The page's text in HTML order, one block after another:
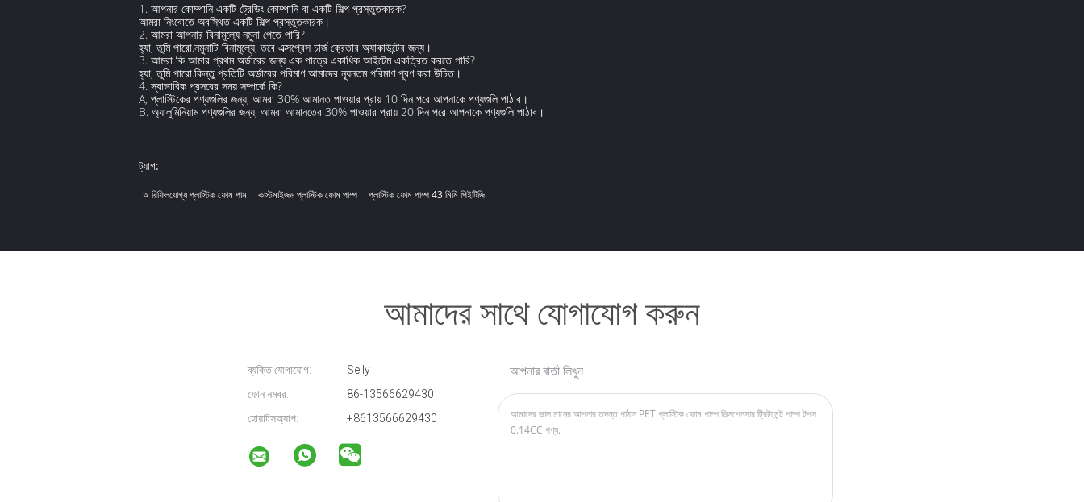
1. আপনার কোম্পানি একটি ট্রেডিং কোম্পানি বা একটি শিল্প প্রস্তুতকারক?
আমরা নিংবোতে অবস্থিত একটি শিল্প প্রস্তুতকারক।
2. আমরা আপনার বিনামূল্যে নমুনা পেতে পারি?
হ্যা, তুমি পারো.নমুনাটি বিনামূল্যে, তবে এক্সপ্রেস চার্জ ক্রেতার অ্যাকাউন্টের জন্য।
3. আমরা কি আমার প্রথম অর্ডারের জন্য এক পাত্রে একাধিক আইটেম একত্রিত করতে পারি?
হ্যা, তুমি পারো.কিন্তু প্রতিটি অর্ডারের পরিমাণ আমাদের ন্যূনতম পরিমাণ পূরণ করা উচিত।
4. স্বাভাবিক প্রসবের সময় সম্পর্কে কি?
A, প্লাস্টিকের পণ্যগুলির জন্য, আমরা 30% আমানত পাওয়ার প্রায় 10 দিন পরে আপনাকে পণ্যগুলি পাঠাব।
B. অ্যালুমিনিয়াম পণ্যগুলির জন্য, আমরা আমানতের 30% পাওয়ার প্রায় 20 দিন পরে আপনাকে পণ্যগুলি পাঠাব।
ট্যাগ:
অ রিফিলযোগ্য প্লাস্টিক ফোম পাম কাস্টমাইজড প্লাস্টিক ফোম পাম্প প্লাস্টিক ফোম পাম্প 43 মিমি পিইটিজি
আমাদের সাথে যোগাযোগ করুন
ব্যক্তি যোগাযোগ:
Selly
ফোন নম্বর:
86-13566629430
হোয়াটসঅ্যাপ:
+8613566629430
আপনার বার্তা লিখুন